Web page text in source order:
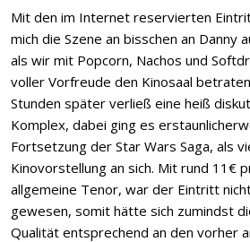
Mit den im Internet reservierten
mich die Szene an bisschen an Danny
als wir mit Popcorn, Nachos und
voller Vorfreude den Kinosaal
Stunden später verließ eine heiß
Komplex, dabei ging es
Fortsetzung der Star Wars Saga, als
Kinovorstellung an sich. Mit rund 11€
allgemeine Tenor, war der Eintritt
gewesen, somit hätte sich zumindst
Qualität entsprechend an den vorher